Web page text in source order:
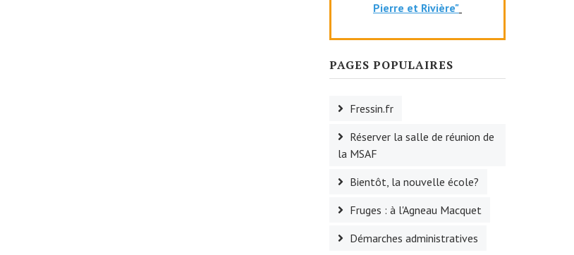
Pierre et Rivière"
PAGES POPULAIRES
Fressin.fr
Réserver la salle de réunion de
la MSAF
Bientôt, la nouvelle école?
Fruges : à l'Agneau Macquet
Démarches administratives